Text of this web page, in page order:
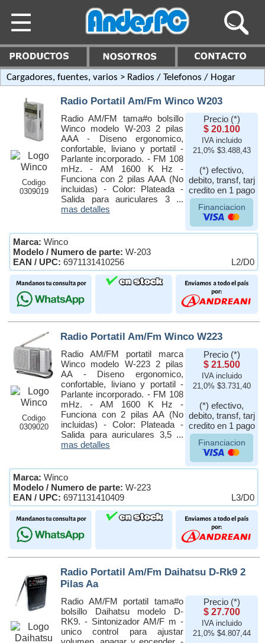
Cargadores, fuentes, varios > Radios / Telefonos / Hogar
Codigo
0309019
Radio Portatil Am/Fm Winco W203
Radio AM/FM tama#o bolsillo
Winco modelo W-203 2 pilas
AAA - Diseno ergonomico,
confortable, liviano y portatil -
Parlante incorporado. - FM 108
mHz. - AM 1600 K Hz -
Funciona con 2 pilas AAA (No
incluidas) - Color: Plateada -
Salida para auriculares 3 ...
mas detalles
Precio (*)
$ 20.100
IVA incluido
21,0% $3.488,43
(*) efectivo,
debito, transf, tarj
credito en 1 pago
Financiacion
Marca: Winco
Modelo / Numero de parte: W-203
EAN / UPC: 6971131410256 L2/D0
Codigo
0309020
Radio Portatil Am/Fm Winco W223
Radio AM/FM portatil marca
Winco modelo W-223 2 pilas
AA - Diseno ergonomico,
confortable, liviano y portatil -
Parlante incorporado. - FM 108
mHz. - AM 1600 K Hz -
Funciona con 2 pilas AA (No
incluidas) - Color: Plateada -
Salida para auriculares 3,5 ...
mas detalles
Precio (*)
$ 21.500
IVA incluido
21,0% $3.731,40
(*) efectivo,
debito, transf, tarj
credito en 1 pago
Financiacion
Marca: Winco
Modelo / Numero de parte: W-223
EAN / UPC: 6971131410409 L3/D0
Radio Portatil Am/Fm Daihatsu D-Rk9 2
Pilas Aa
Radio AM/FM portatil tama#o
bolsillo Daihatsu modelo D-
RK9. - Sintonizador AM/F m -
unico control para ajustar
Precio (*)
$ 27.700
IVA incluido
21,0% $4.807,44